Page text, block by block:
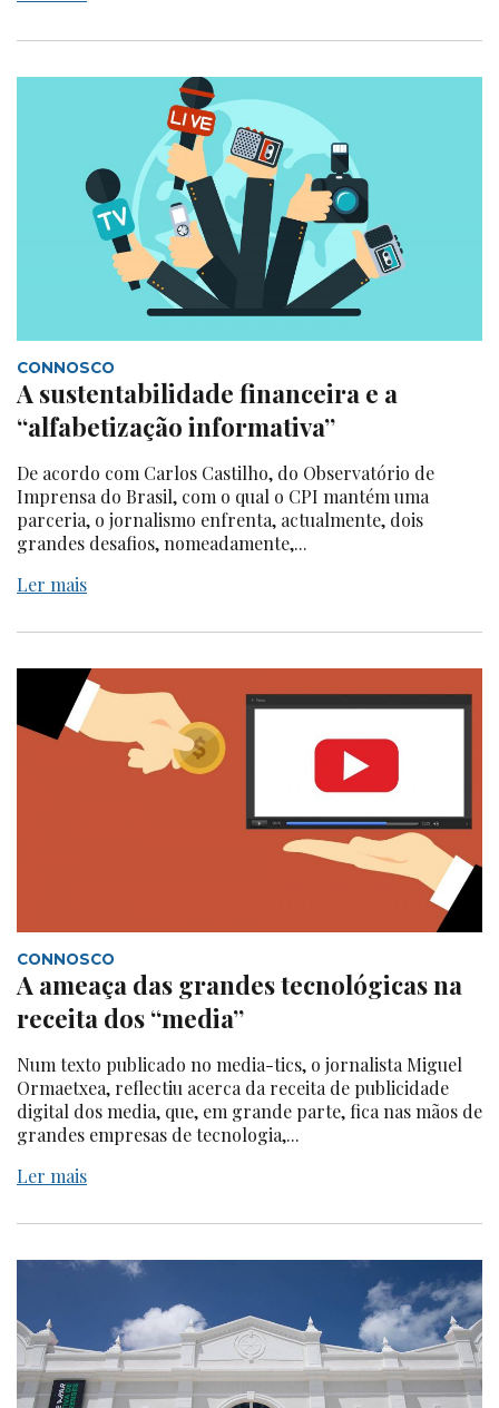
CONNOSCO
A sustentabilidade financeira e a
“alfabetização informativa”
De acordo com Carlos Castilho, do Observatório de
Imprensa do Brasil, com o qual o CPI mantém uma
parceria, o jornalismo enfrenta, actualmente, dois
grandes desafios, nomeadamente,...
Ler mais
CONNOSCO
A ameaça das grandes tecnológicas na
receita dos “media”
Num texto publicado no media-tics, o jornalista Miguel
Ormaetxea, reflectiu acerca da receita de publicidade
digital dos media, que, em grande parte, fica nas mãos de
grandes empresas de tecnologia,...
Ler mais